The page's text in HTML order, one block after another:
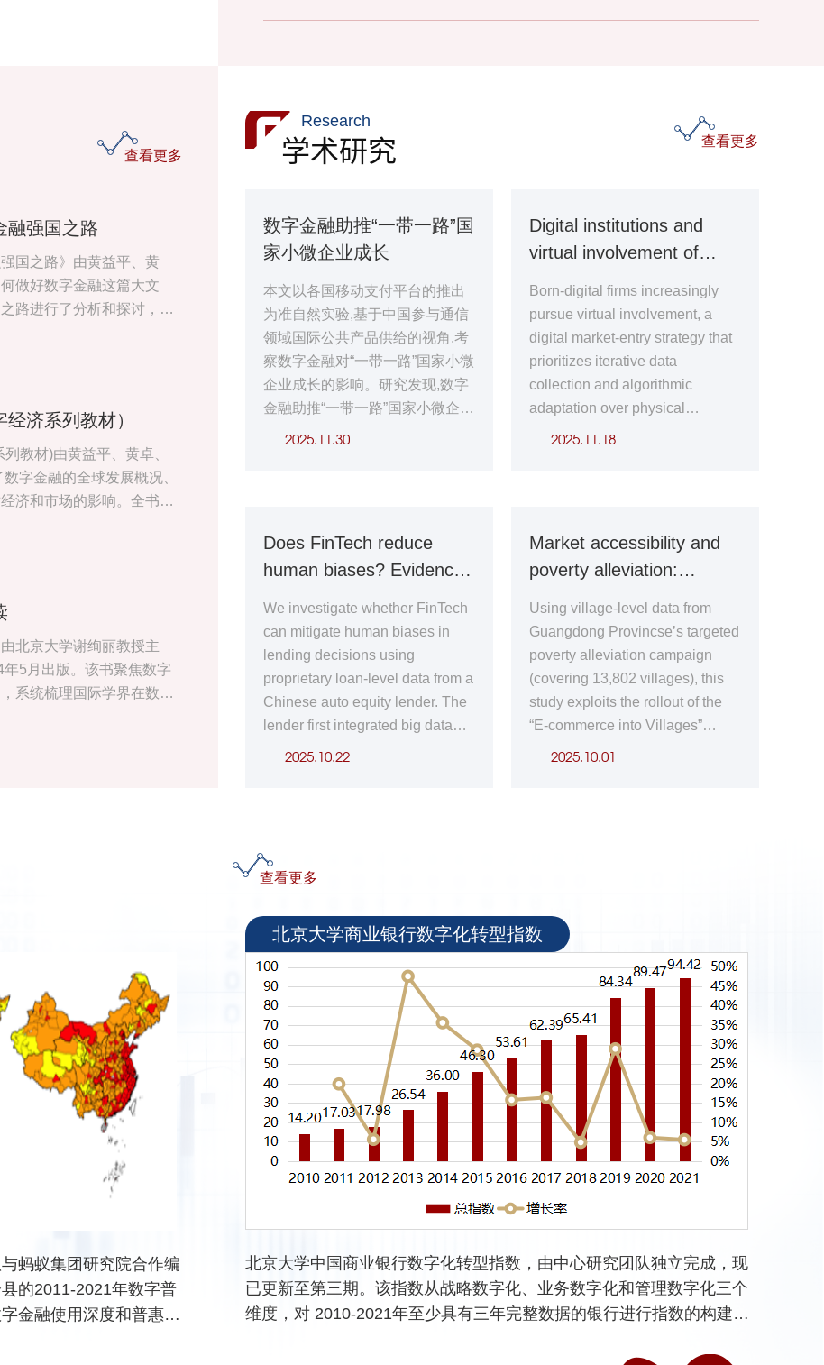
查看更多
融强国之路
国之路》由黄益平、黄
做好数字金融这篇大文
路进行了分析和探讨，指
条数字化的金融强国之
济系列教材）
教材)由黄益平、黄卓、
字金融的全球发展概况、
济和市场的影响。全书分
章为导论，介绍数字金融
、财富管理、保险和数字
新技术及监管挑战；其中
数字支付、个人征信和大
论述数字金融中的大数据
北京大学谢绚丽教授主
5月出版。该书聚焦数字
系统梳理国际学界在数字
Research
学术研究 查看更多
数字金融助推“一带一路”国
家小微企业成长
本文以各国移动支付平台的推出
为准自然实验,基于中国参与通信
领域国际公共产品供给的视角,考
察数字金融对“一带一路”国家小微
企业成长的影响。研究发现,数字
金融助推“一带一路”国家小微企业
成长水平提升9.35%,且该效应随
进而通过“质量效应”与“成本效
应”增强小微企业技术可及性,弥合
外,数字金融通过改善融资环境、
优化社会信用环境和提升资金配
置效率促进小微企业成长,这些机
制在受援国更为显著。
2025.11.30
Digital institutions and
virtual involvement of
Born-digital firms increasingly
pursue virtual involvement, a
digital market-entry strategy that
prioritizes iterative data
collection and algorithmic
adaptation over physical
expansion. We measure virtual
collect user data, train
algorithms, and enable
recursive feedback loop. Using a
novel panel dataset covering 194
US and Chinese born-digital
firms across 33 countries from
2016 to 2022, our empirical
analysis finds that stringent host-
country digital privacy regulation
when firms receive positive
public sentiment. These results
extend institutional theory and
research by introducing virtual
involvement as a new dimension
of international strategy under
regulatory constraints. For
policymakers and managers, our
study offers actionable guidance:
strict privacy rules protect user
welfare, but supportive market
conditions and regulatory
experience are critical to
sustaining data-driven
innovation. Policymakers should
balance user protection with
market dynamism, while firms
2025.11.18
Does FinTech reduce
human biases? Evidence
automated FinTechs in
lending
We investigate whether FinTech
can mitigate human biases in
lending decisions using
proprietary loan-level data from a
Chinese auto equity lender. The
lender first integrated big data
credit scoring as an advisory tool
human override. Our findings
reveal that cognitive biases
decrease significantly when loan
officers use algorithmic lending
decisions, substantially reducing
disparities in loan-to-value ratios
between local and nonlocal
borrowers without exacerbating
default differentials. Notably, the
discretionary adjustments made
by loan officers remain modest.
In contrast, advisory credit scores
alone exhibit no discernible bias-
reducing effects. Our study is
that automation and choice
nudging via algorithmic defaults
– is more effective than mere
information provision in
2025.10.22
Market accessibility and
poverty alleviation:
Using village-level data from
Guangdong Provincse’s targeted
poverty alleviation campaign
(covering 13,802 villages), this
study exploits the rollout of the
“E-commerce into Villages”
program as a quasi-natural
poverty alleviation. Results show
that the program significantly
enhances poverty reduction
outcomes. Mechanism analysis
reveals that enhanced market
access shifts policy emphasis
toward development-oriented
approaches and away from
subsistence-based support,
thereby stimulating the
aspirations and productive
behavior of the rural poor.
indicates stronger effects in
enterprises or developed cities,
and in less-developed areas.
Finally, evidence suggests that
emphasizing capacity building
2025.10.01
查看更多
蚂蚁集团研究院合作编
的2011-2021年数字普
金融使用深度和普惠金
北京大学商业银行数字化转型指数
北京大学中国商业银行数字化转型指数，由中心研究团队独立完成，现
已更新至第三期。该指数从战略数字化、业务数字化和管理数字化三个
维度，对 2010-2021年至少具有三年完整数据的银行进行指数的构建。